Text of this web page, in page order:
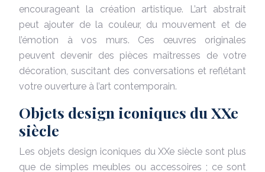
encourageant la création artistique. L’art abstrait
peut ajouter de la couleur, du mouvement et de
l’émotion à vos murs. Ces œuvres originales
peuvent devenir des pièces maîtresses de votre
décoration, suscitant des conversations et reflétant
votre ouverture à l’art contemporain.
Objets design iconiques du XXe
siècle
Les objets design iconiques du XXe siècle sont plus
que de simples meubles ou accessoires ; ce sont